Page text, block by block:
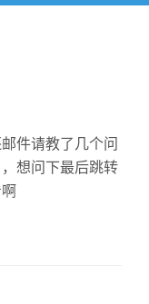
件请教了几个问
想问下最后跳转